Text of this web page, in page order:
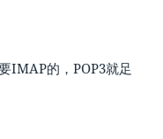
IMAP的，POP3就足